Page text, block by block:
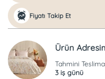
Fiyatı Takip Et
Ürün
Tahmini
3 iş günü